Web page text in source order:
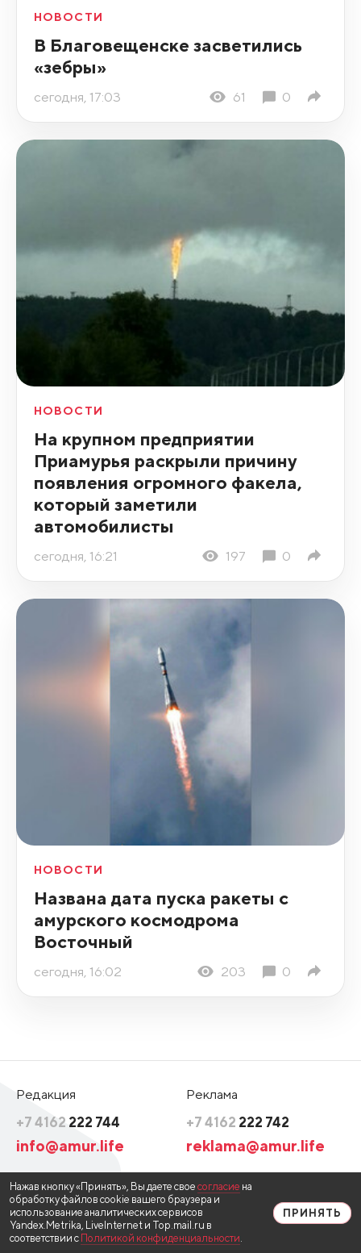
НОВОСТИ
В Благовещенске засветились
«зебры»
сегодня, 17:03 61 0
НОВОСТИ
На крупном предприятии
Приамурья раскрыли причину
появления огромного факела,
который заметили
автомобилисты
сегодня, 16:21 197 0
НОВОСТИ
Названа дата пуска ракеты с
амурского космодрома
Восточный
сегодня, 16:02 203 0
Редакция
+7 4162 222 744
info@amur.life
Реклама
+7 4162 222 742
reklama@amur.life
ВОЙТИ НА САЙТ
Нажав кнопку «Принять», Вы даете свое согласие на
обработку файлов cookie вашего браузера и
использование аналитических сервисов
Yandex.Metrika, LiveInternet и Top.mail.ru в
соответствии с Политикой конфиденциальности.
ПРИНЯТЬ